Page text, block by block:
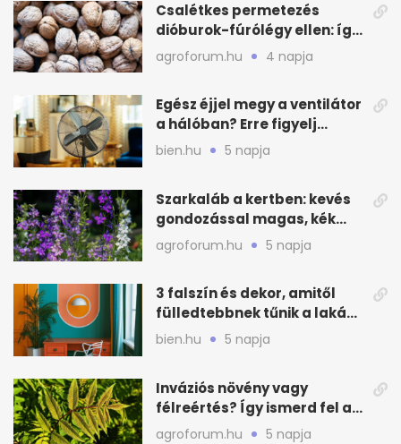
Csalétkes permetezés
dióburok-fúrólégy ellen: így
csináld a kertben
agroforum.hu 4 napja
Egész éjjel megy a ventilátor
a hálóban? Erre figyelj
alvásnál nyáron
bien.hu 5 napja
Szarkaláb a kertben: kevés
gondozással magas, kék
virágfalat ad
agroforum.hu 5 napja
3 falszín és dekor, amitől
fülledtebbnek tűnik a lakás
nyáron
bien.hu 5 napja
Inváziós növény vagy
félreértés? Így ismerd fel a
valódi kockázatot
agroforum.hu 5 napja